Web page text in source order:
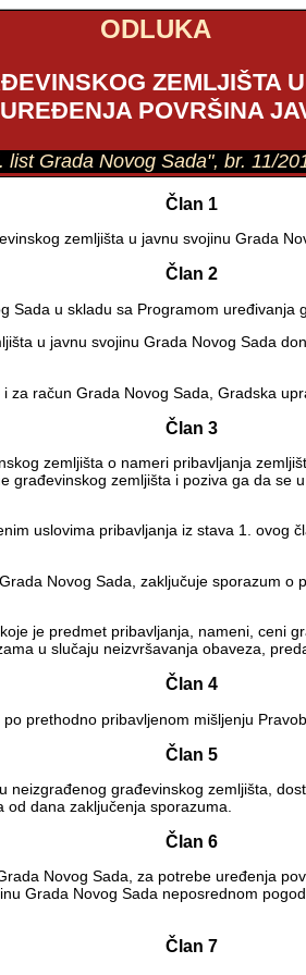
ODLUKA
ZEMLJIŠTA
POVRŠINA
list Grada Novog Sada", br. 11/
Član 1
zemljišta u javnu svojinu Grada
Član 2
u skladu sa Programom uređivanja
u javnu svojinu Grada Novog Sada
račun Grada Novog Sada, Gradska
Član 3
zemljišta o nameri pribavljanja
zemljišta i poziva ga da
uslovima pribavljanja iz stava 1.
Novog Sada, zaključuje sporazum
je predmet pribavljanja, nameni, ceni
u slučaju neizvršavanja obaveza,
Član 4
prethodno pribavljenom mišljenju
Član 5
građevinskog zemljišta,
dana zaključenja sporazuma.
Član 6
Novog Sada, za potrebe uređenja
Grada Novog Sada neposrednom
Član 7